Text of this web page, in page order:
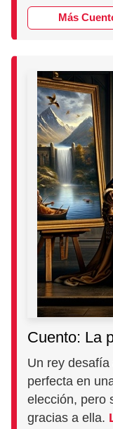
Más
Cuento: La
Un rey
perfecta en
elección, pero
gracias a ella.